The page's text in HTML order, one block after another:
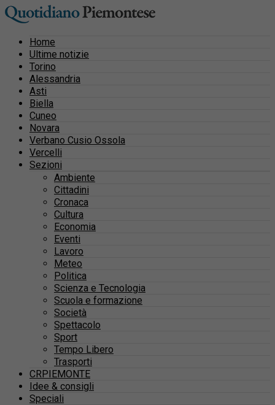
Home
Ultime notizie
Torino
Alessandria
Asti
Biella
Cuneo
Novara
Verbano Cusio Ossola
Vercelli
Sezioni
Ambiente
Cittadini
Cronaca
Cultura
Economia
Eventi
Lavoro
Meteo
Politica
Scienza e Tecnologia
Scuola e formazione
Società
Spettacolo
Sport
Tempo Libero
Trasporti
CRPIEMONTE
Idee & consigli
Speciali